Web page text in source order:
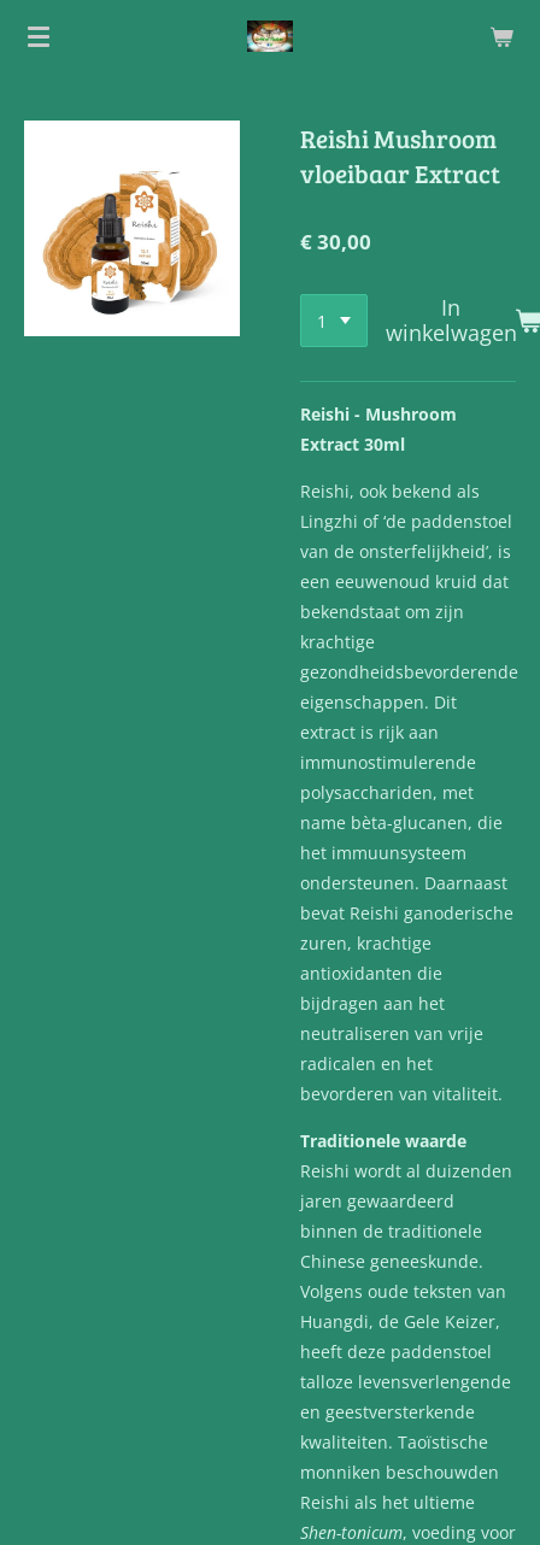
Ga
Reishi Mushroom
vloeibaar Extract
€ 30,00
In
winkelwagen
Reishi - Mushroom
Extract 30ml
Reishi, ook bekend als
Lingzhi of ‘de paddenstoel
van de onsterfelijkheid’, is
een eeuwenoud kruid dat
bekendstaat om zijn
krachtige
gezondheidsbevorderende
eigenschappen. Dit
extract is rijk aan
immunostimulerende
polysacchariden, met
name bèta-glucanen, die
het immuunsysteem
ondersteunen. Daarnaast
bevat Reishi ganoderische
zuren, krachtige
antioxidanten die
bijdragen aan het
neutraliseren van vrije
radicalen en het
bevorderen van vitaliteit.
Traditionele waarde
Reishi wordt al duizenden
jaren gewaardeerd
binnen de traditionele
Chinese geneeskunde.
Volgens oude teksten van
Huangdi, de Gele Keizer,
heeft deze paddenstoel
talloze levensverlengende
en geestversterkende
kwaliteiten. Taoïstische
monniken beschouwden
Reishi als het ultieme
Shen-tonicum, voeding voor